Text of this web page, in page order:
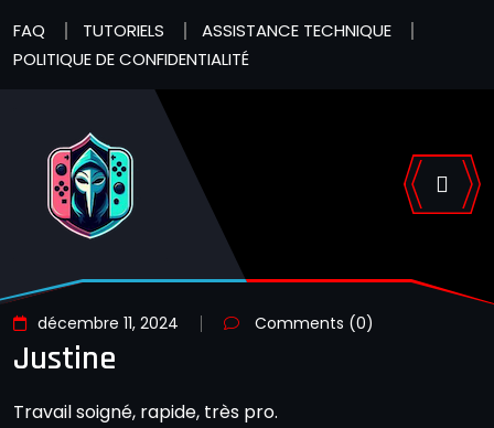
FAQ TUTORIELS
ASSISTANCE TECHNIQUE
POLITIQUE DE CONFIDENTIALITÉ
décembre 11, 2024 Comments (0)
Justine
Travail soigné, rapide, très pro.